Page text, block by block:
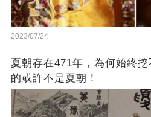
2023/07/24
夏朝存在471年，為何始終
的或許不是夏朝！